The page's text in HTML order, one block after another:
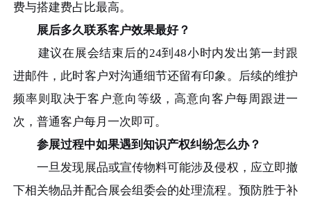
费与搭建费占比最高。
展后多久联系客户效果最好？
建议在展会结束后的24到48小时内发出第一封跟
进邮件，此时客户对沟通细节还留有印象。后续的维护
频率则取决于客户意向等级，高意向客户每周跟进一
次，普通客户每月一次即可。
参展过程中如果遇到知识产权纠纷怎么办？
一旦发现展品或宣传物料可能涉及侵权，应立即撤
下相关物品并配合展会组委会的处理流程。预防胜于补